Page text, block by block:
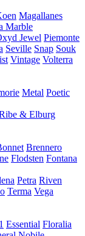
Magallanes
Marble
Jewel Piemonte
Seville Snap Souk
Vintage Volterra
Metal Poetic
& Elburg
Brennero
Flodsten Fontana
Petra Riven
Terma Vega
Essential Floralia